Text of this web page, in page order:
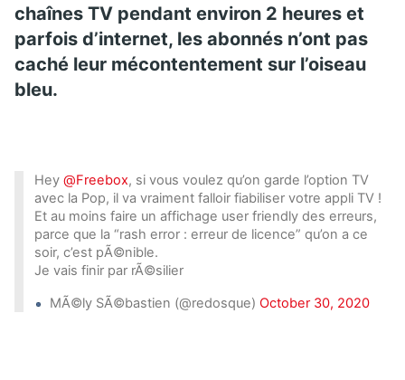
chaînes TV pendant environ 2 heures et
parfois d’internet, les abonnés n’ont pas
caché leur mécontentement sur l’oiseau
bleu.
Hey @Freebox, si vous voulez qu’on garde l’option TV
avec la Pop, il va vraiment falloir fiabiliser votre appli TV !
Et au moins faire un affichage user friendly des erreurs,
parce que la “rash error : erreur de licence” qu’on a ce
soir, c’est pÃ©nible.
Je vais finir par rÃ©silier
MÃ©ly SÃ©bastien (@redosque) October 30, 2020